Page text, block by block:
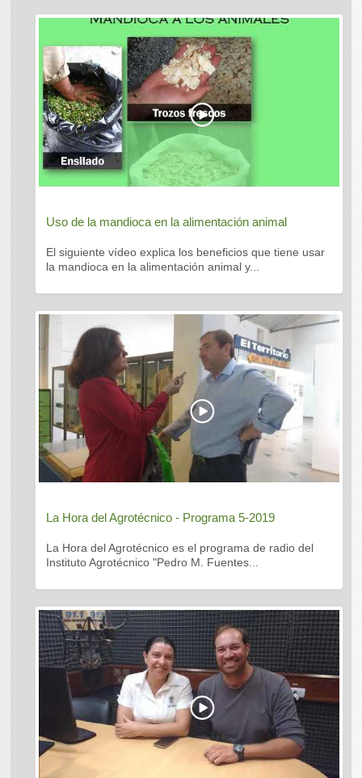
Uso de la mandioca en la alimentación animal
El siguiente vídeo explica los beneficios que tiene usar
la mandioca en la alimentación animal y...
La Hora del Agrotécnico - Programa 5-2019
La Hora del Agrotécnico es el programa de radio del
Instituto Agrotécnico "Pedro M. Fuentes...